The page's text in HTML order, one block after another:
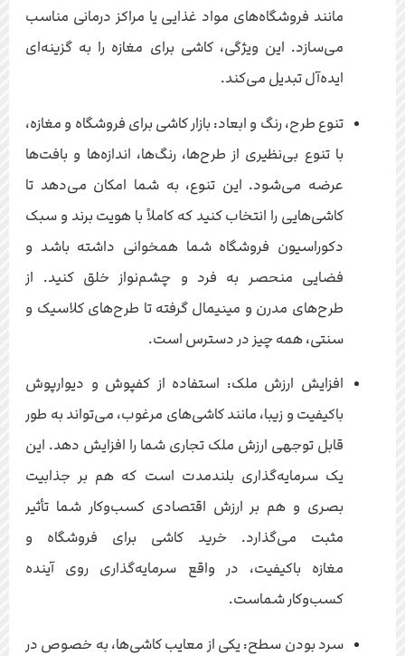
مانند فروشگاه‌های مواد غذایی یا مراکز درمانی مناسب
می‌سازد. این ویژگی، کاشی برای مغازه را به گزینه‌ای
ایده‌آل تبدیل می‌کند.
تنوع طرح، رنگ و ابعاد: بازار کاشی برای فروشگاه و مغازه،
با تنوع بی‌نظیری از طرح‌ها، رنگ‌ها، اندازه‌ها و بافت‌ها
عرضه می‌شود. این تنوع، به شما امکان می‌دهد تا
کاشی‌هایی را انتخاب کنید که کاملاً با هویت برند و سبک
دکوراسیون فروشگاه شما همخوانی داشته باشد و
فضایی منحصر به فرد و چشم‌نواز خلق کنید. از
طرح‌های مدرن و مینیمال گرفته تا طرح‌های کلاسیک و
سنتی، همه چیز در دسترس است.
افزایش ارزش ملک: استفاده از کفپوش و دیوارپوش
باکیفیت و زیبا، مانند کاشی‌های مرغوب، می‌تواند به طور
قابل توجهی ارزش ملک تجاری شما را افزایش دهد. این
یک سرمایه‌گذاری بلندمدت است که هم بر جذابیت
بصری و هم بر ارزش اقتصادی کسب‌وکار شما تأثیر
مثبت می‌گذارد. خرید کاشی برای فروشگاه و
مغازه باکیفیت، در واقع سرمایه‌گذاری روی آینده
کسب‌وکار شماست.
سرد بودن سطح: یکی از معایب کاشی‌ها، به خصوص در